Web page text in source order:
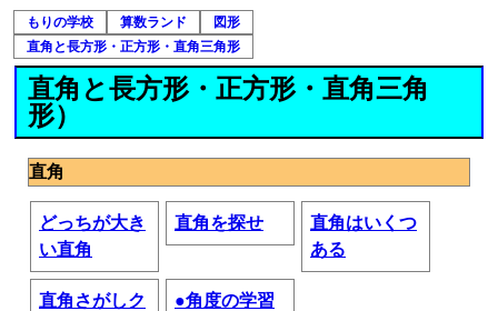
もりの学校 算数ランド
図形
直角と長方形・正方形・直角三角形
直角と長方形・正方形・直角三角
形）
直角
どっちが大き
い直角
直角を探せ
直角はいくつ
ある
直角さがしク
●角度の学習